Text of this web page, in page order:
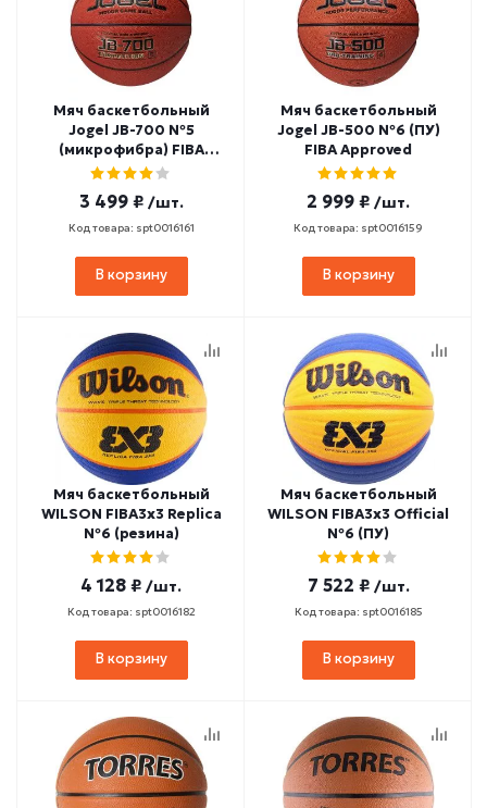
Мяч баскетбольный
Jogel JB-700 №5
(микрофибра) FIBA
Approved
3 499 ₽ /шт.
Код товара: spt0016161
В корзину
Мяч баскетбольный
Jogel JB-500 №6 (ПУ)
FIBA Approved
2 999 ₽ /шт.
Код товара: spt0016159
В корзину
Мяч баскетбольный
WILSON FIBA3x3 Replica
№6 (резина)
4 128 ₽ /шт.
Код товара: spt0016182
В корзину
Мяч баскетбольный
WILSON FIBA3x3 Official
№6 (ПУ)
7 522 ₽ /шт.
Код товара: spt0016185
В корзину